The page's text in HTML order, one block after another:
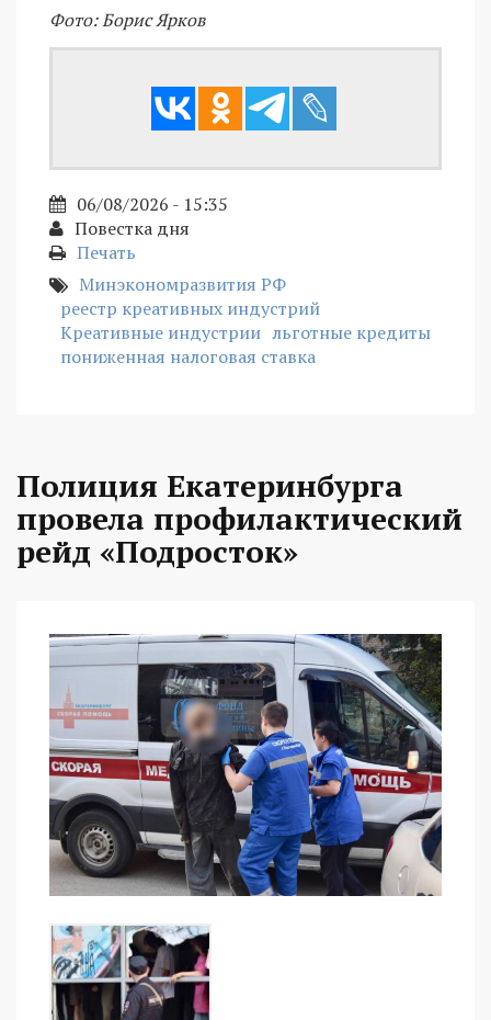
Фото: Борис Ярков
06/08/2026 - 15:35
Повестка дня
Печать
Минэкономразвития РФ
реестр креативных индустрий
Креативные индустрии льготные кредиты
пониженная налоговая ставка
Полиция Екатеринбурга
провела профилактический
рейд «Подросток»